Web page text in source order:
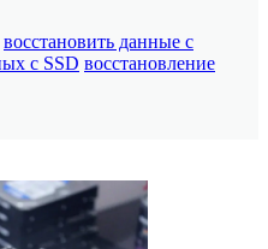
восстановить данные с
с SSD восстановление